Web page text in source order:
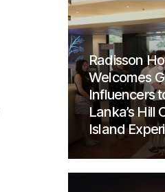
Radisson
Welcomes
Influencers
Lanka’s Hill
Island